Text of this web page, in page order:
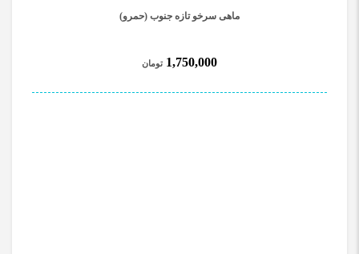
ماهی سرخو تازه جنوب (حمرو)
1,750,000 تومان